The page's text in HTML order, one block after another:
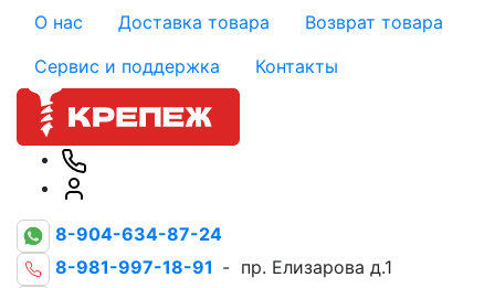
О нас Доставка товара
Возврат товара
Сервис и поддержка
Контакты
8-904-634-87-24
8-981-997-18-91 - пр. Елизарова д.1